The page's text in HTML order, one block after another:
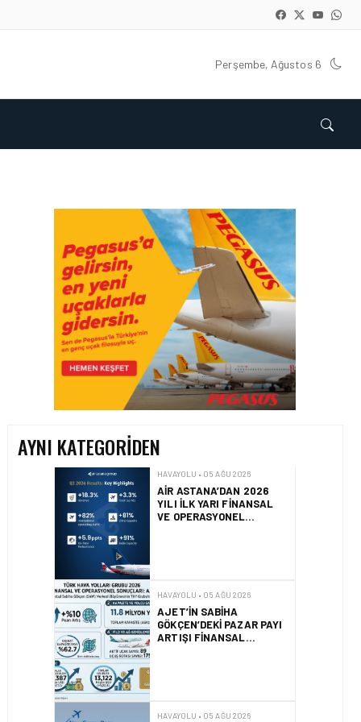
Perşembe, Ağustos 6
AYNI KATEGORIDEN
HAVAYOLU • 05 AĞU 2026
CORENDON’DAN YAKIT
VERIMLILIĞI VE
SÜRDÜRÜLEBILIRLIK IÇIN
İŞ BIRLIĞI!
HAVAYOLU • 05 AĞU 2026
AIR ASTANA’DAN 2026
YILI İLK YARI FINANSAL
VE OPERASYONEL
SONUÇLARI!
AJET’IN SABIHA
GÖKÇEN’DEKI PAZAR PAYI
ARTIŞI FINANSAL
SONUÇLARI NASIL
SUNEXPRESS’TEN YENI
KARIYER WEB SITESI VE
DIJITAL İŞE ALIM
PLATFORMU!